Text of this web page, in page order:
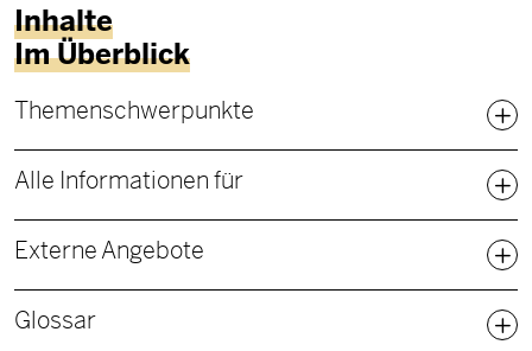
Inhalte
Im Überblick
Fußbereich Sitemap
Themenschwerpunkte
Alle Informationen für
Externe Angebote
Glossar